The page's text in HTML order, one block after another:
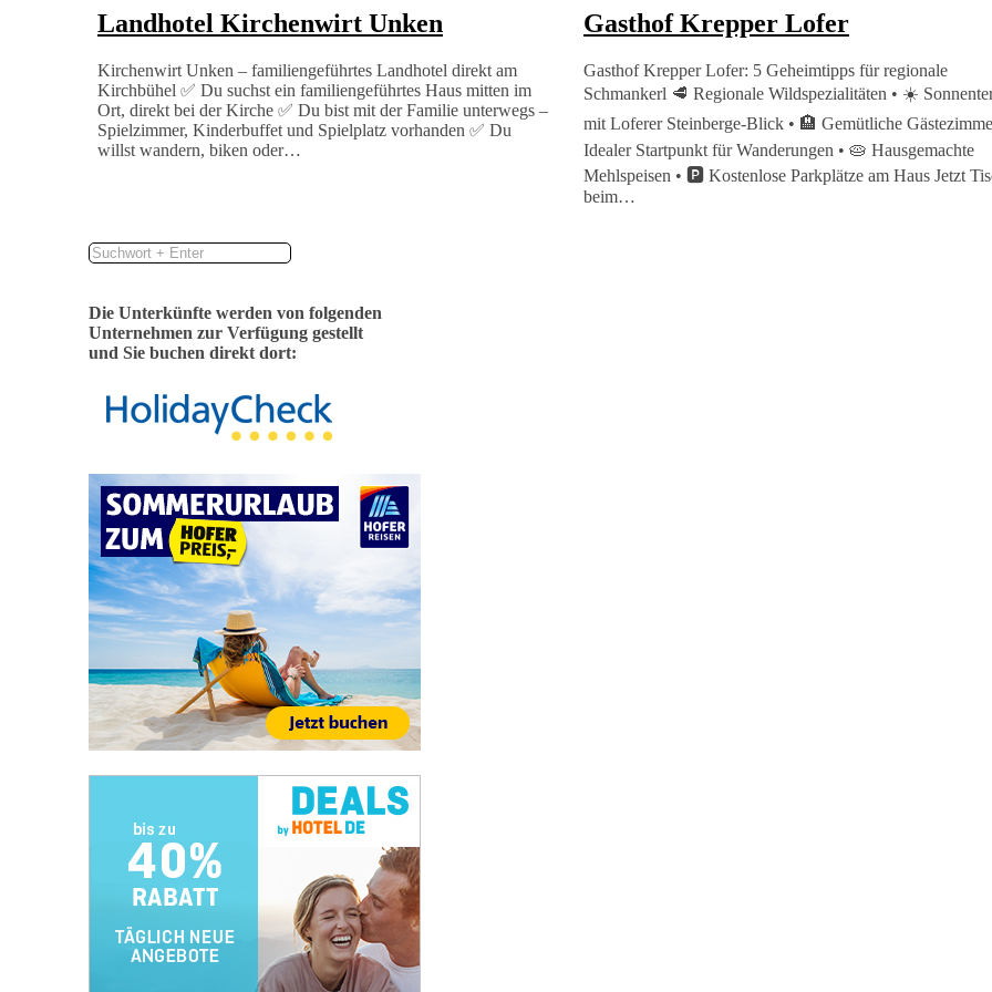
Landhotel Kirchenwirt Unken
Kirchenwirt Unken – familiengeführtes Landhotel direkt am
Kirchbühel ✅ Du suchst ein familiengeführtes Haus mitten im
Ort, direkt bei der Kirche ✅ Du bist mit der Familie unterwegs –
Spielzimmer, Kinderbuffet und Spielplatz vorhanden ✅ Du
willst wandern, biken oder…
Gasthof Krepper Lofer
Gasthof Krepper Lofer: 5 Geheimtipps für regionale
Schmankerl 🥩 Regionale Wildspezialitäten • ☀️
mit Loferer Steinberge-Blick • 🏨 Gemütliche
Idealer Startpunkt für Wanderungen • 🥧 Hausgemachte
Mehlspeisen • 🅿️ Kostenlose Parkplätze am Haus Jetzt
beim…
Die Unterkünfte werden von folgenden
Unternehmen zur Verfügung gestellt
und Sie buchen direkt dort: